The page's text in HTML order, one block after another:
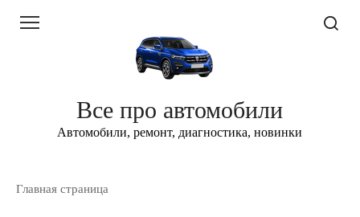
Все про автомобили
Автомобили, ремонт, диагностика, новинки
Главная страница